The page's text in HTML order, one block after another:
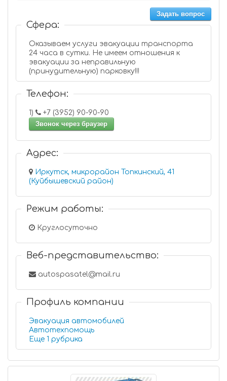
Задать вопрос
Сфера:
Оказываем услуги эвакуации транспорта
24 часа в сутки. Не имеем отношения к
эвакуации за неправильную
(принудительную) парковку!!!
Телефон:
1)
+7 (3952) 90-90-90
Звонок через браузер
Адрес:
Иркутск, микрорайон Топкинский, 41
(Куйбышевский район)
Режим работы:
Круглосуточно
Веб-представительство:
autospasatel@mail.ru
Профиль компании
Эвакуация автомобилей
Автотехпомощь
Еще 1 рубрика